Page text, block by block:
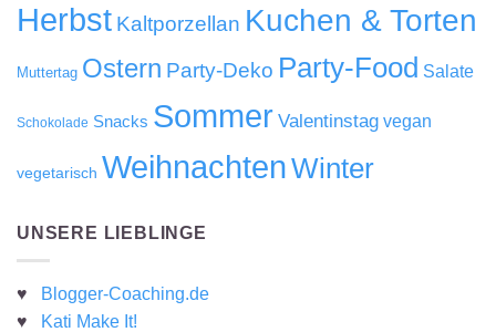
Herbst Kaltporzellan Kuchen & Torten
Muttertag Ostern Party-Deko Party-Food Salate
Schokolade Snacks Sommer Valentinstag vegan
vegetarisch WeihnachtenWinter
UNSERE LIEBLINGE
♥
Blogger-Coaching.de
♥
Kati Make It!